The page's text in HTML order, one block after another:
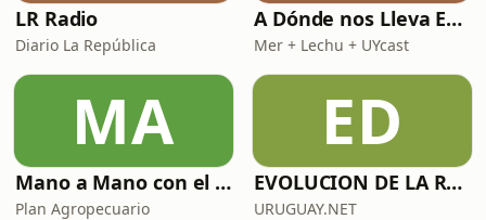
LR Radio
Diario La República
A Dónde nos Lleva Esto
Mer + Lechu + UYcast
MA
Mano a Mano con el Plan Agropecuario
Plan Agropecuario
ED
EVOLUCION DE LA RADIOAFICION
URUGUAY.NET